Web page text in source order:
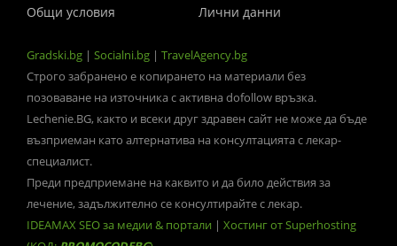
Общи условия
Лични данни
Gradski.bg | Socialni.bg | TravelAgency.bg
Строго забранено е копирането на материали без
позоваване на източника с активна dofollow връзка.
Lechenie.BG, както и всеки друг здравен сайт не може да бъде
възприеман като алтернатива на консултацията с лекар-
специалист.
Преди предприемане на каквито и да било действия за
лечение, задължително се консултирайте с лекар.
IDEAMAX SEO за медии & портали | Хостинг от Superhosting